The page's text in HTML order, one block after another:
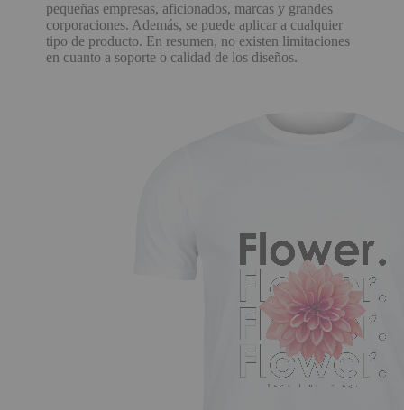
pequeñas empresas, aficionados, marcas y grandes
corporaciones. Además, se puede aplicar a cualquier
tipo de producto. En resumen, no existen limitaciones
en cuanto a soporte o calidad de los diseños.